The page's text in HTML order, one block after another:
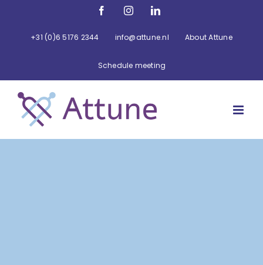
FacebookInstagramLinkedIn
+31 (0)6 5176 2344 info@attune.nl About Attune
Schedule meeting